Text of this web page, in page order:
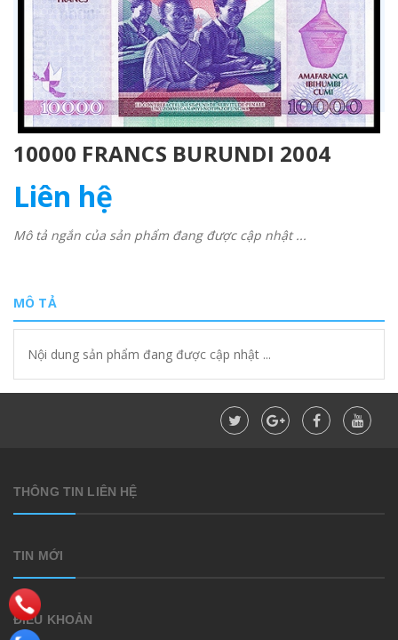
10000 FRANCS BURUNDI 2004
Liên hệ
Mô tả ngắn của sản phẩm đang được cập nhật ...
MÔ TẢ
Nội dung sản phẩm đang được cập nhật ...
THÔNG TIN LIÊN HỆ
TIN MỚI
ĐIỀU KHOẢN